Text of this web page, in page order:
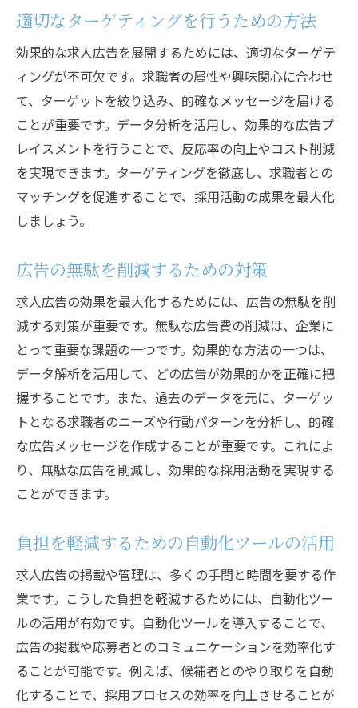
適切なターゲティングを行うための方法
効果的な求人広告を展開するためには、適切なターゲテ
ィングが不可欠です。求職者の属性や興味関心に合わせ
て、ターゲットを絞り込み、的確なメッセージを届ける
ことが重要です。データ分析を活用し、効果的な広告プ
レイスメントを行うことで、反応率の向上やコスト削減
を実現できます。ターゲティングを徹底し、求職者との
マッチングを促進することで、採用活動の成果を最大化
しましょう。
広告の無駄を削減するための対策
求人広告の効果を最大化するためには、広告の無駄を削
減する対策が重要です。無駄な広告費の削減は、企業に
とって重要な課題の一つです。効果的な方法の一つは、
データ解析を活用して、どの広告が効果的かを正確に把
握することです。また、過去のデータを元に、ターゲッ
トとなる求職者のニーズや行動パターンを分析し、的確
な広告メッセージを作成することが重要です。これによ
り、無駄な広告を削減し、効果的な採用活動を実現する
ことができます。
負担を軽減するための自動化ツールの活用
求人広告の掲載や管理は、多くの手間と時間を要する作
業です。こうした負担を軽減するためには、自動化ツー
ルの活用が有効です。自動化ツールを導入することで、
広告の掲載や応募者とのコミュニケーションを効率化す
ることが可能です。例えば、候補者とのやり取りを自動
化することで、採用プロセスの効率を向上させることが